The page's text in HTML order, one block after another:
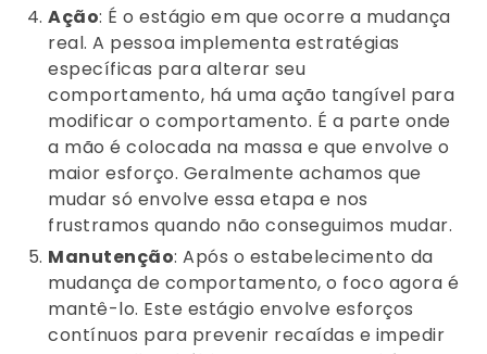
Ação: É o estágio em que ocorre a mudança
real. A pessoa implementa estratégias
específicas para alterar seu
comportamento, há uma ação tangível para
modificar o comportamento. É a parte onde
a mão é colocada na massa e que envolve o
maior esforço. Geralmente achamos que
mudar só envolve essa etapa e nos
frustramos quando não conseguimos mudar.
Manutenção: Após o estabelecimento da
mudança de comportamento, o foco agora é
mantê-lo. Este estágio envolve esforços
contínuos para prevenir recaídas e impedir